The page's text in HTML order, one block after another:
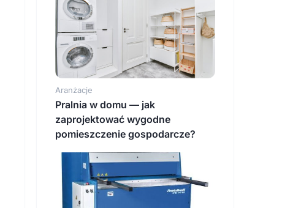
Aranżacje
Pralnia w domu — jak
zaprojektować wygodne
pomieszczenie gospodarcze?